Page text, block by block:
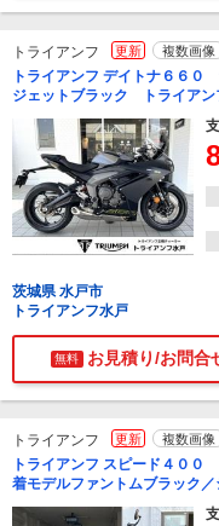
トライアンフ 更新 複数画像
トライアンフ デイトナ６６
ジェットブラック トライアン
茨城県 水戸市
トライアンフ水戸
無料 お見積り/お問合
トライアンフ 更新 複数画像
トライアンフ スピード４０
着モデルファントムブラック